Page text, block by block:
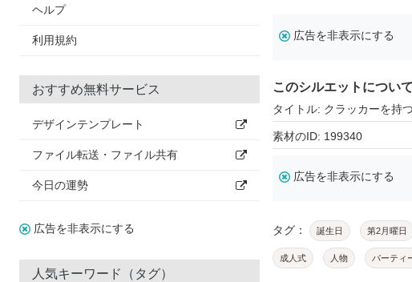
ヘルプ
利用規約
おすすめ無料サービス
デザインテンプレート
ファイル転送・ファイル共有
今日の運勢
広告を非表示にする
人気キーワード（タグ）
広告を非表示にする
このシルエットについて
タイトル: クラッカーを持
素材のID: 199340
広告を非表示にする
タグ： 誕生日 第2月曜日
成人式 人物 パーティ